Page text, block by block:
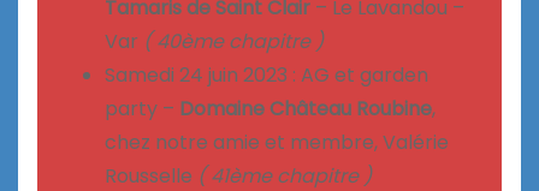
Tamaris de Saint Clair – Le Lavandou –
Var ( 40ème chapitre )
Samedi 24 juin 2023 : AG et garden
party – Domaine Château Roubine,
chez notre amie et membre, Valérie
Rousselle ( 41ème chapitre )